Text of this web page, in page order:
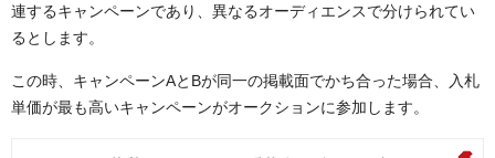
連するキャンペーンであり、異なるオーディエンスで分けられてい
るとします。
この時、キャンペーンAとBが同一の掲載面でかち合った場合、入札
単価が最も高いキャンペーンがオークションに参加します。